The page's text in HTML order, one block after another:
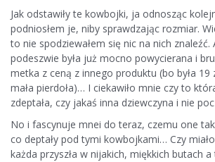
Jak odstawiły te kowbojki, ja odnosząc
podniosłem je, niby sprawdzając rozmiar.
to nie spodziewałem się nic na nich znaleźć.
podeszwie była już mocno powycierana i
metka z ceną z innego produktu (bo była 19
mała pierdoła)… I ciekawiło mnie czy to
zdeptała, czy jakaś inna dziewczyna i nie
No i fascynuje mnei do teraz, czemu one
co deptały pod tymi kowbojkami… Czy
każda przyszła w nijakich, miękkich butach a